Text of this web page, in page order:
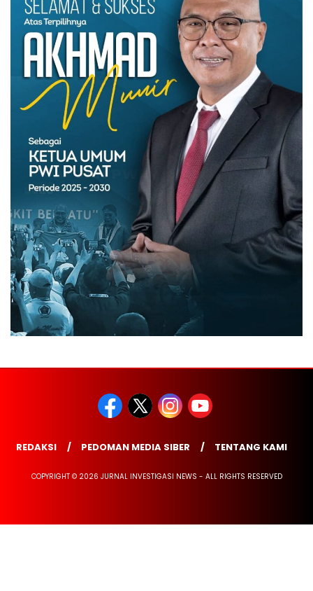
REDAKSI PEDOMAN MEDIA SIBER TENTANG KAMI
COPYRIGHT © 2026 JURNAL INVESTIGASI NEWS - ALL RIGHTS RESERVED